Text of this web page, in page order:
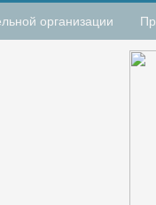
организации